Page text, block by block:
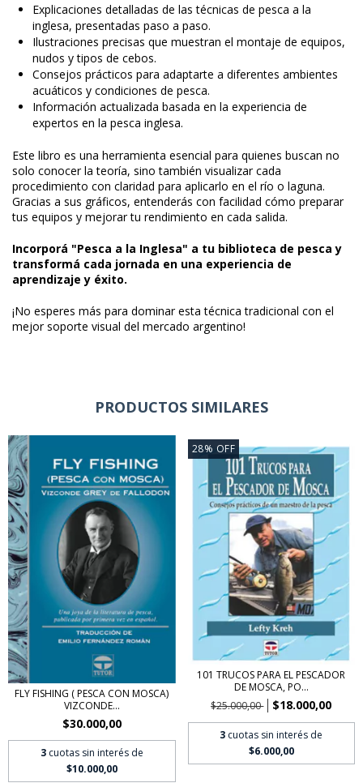
Explicaciones detalladas de las técnicas de pesca a la
inglesa, presentadas paso a paso.
Ilustraciones precisas que muestran el montaje de equipos,
nudos y tipos de cebos.
Consejos prácticos para adaptarte a diferentes ambientes
acuáticos y condiciones de pesca.
Información actualizada basada en la experiencia de
expertos en la pesca inglesa.
Este libro es una herramienta esencial para quienes buscan no
solo conocer la teoría, sino también visualizar cada
procedimiento con claridad para aplicarlo en el río o laguna.
Gracias a sus gráficos, entenderás con facilidad cómo preparar
tus equipos y mejorar tu rendimiento en cada salida.
Incorporá "Pesca a la Inglesa" a tu biblioteca de pesca y
transformá cada jornada en una experiencia de
aprendizaje y éxito.
¡No esperes más para dominar esta técnica tradicional con el
mejor soporte visual del mercado argentino!
PRODUCTOS SIMILARES
FLY FISHING ( PESCA CON MOSCA)
VIZCONDE...
$30.000,00
3 cuotas sin interés de
$10.000,00
28% OFF
101 TRUCOS PARA EL PESCADOR
DE MOSCA, PO...
$25.000,00
$18.000,00
3 cuotas sin interés de
$6.000,00